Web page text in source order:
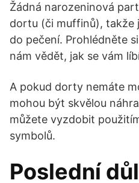
Žádná narozeninová
dortu (či muffinů), takže
do pečení. Prohlédněte
nám vědět, jak se vám
A pokud dorty nemáte
mohou být skvělou
můžete vyzdobit
symbolů.
Poslední